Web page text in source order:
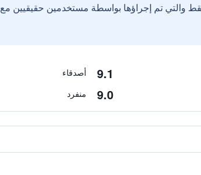
والتي تم إجراؤها بواسطة مستخدمين حقيقيين مع
9.1 أصدقاء
9.0 منفرد